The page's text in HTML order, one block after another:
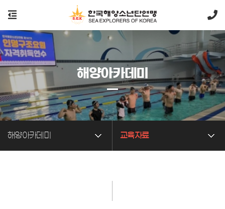
해양아카데미 교육자료
해양아카데미